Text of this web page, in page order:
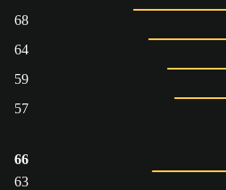
68
64
59
57
66
63